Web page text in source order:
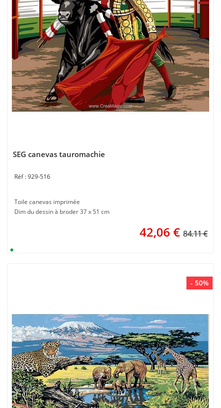
SEG canevas tauromachie
929-516
Toile canevas imprimée
Dim du dessin à broder 37 x 51 cm
42,06 € 84.11 €
- 50%